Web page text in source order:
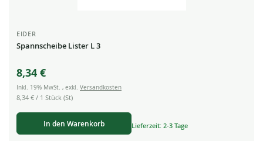
EIDER
Spannscheibe Lister L 3
8,34 €
Inkl. 19% MwSt. , exkl. Versandkosten
8,34 € / 1 Stück (St)
In den Warenkorb Lieferzeit: 2-3 Tage